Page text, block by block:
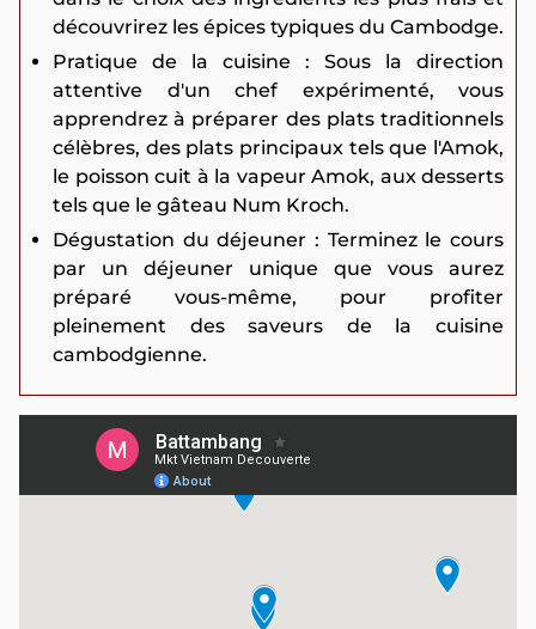
découvrirez les épices typiques du Cambodge.
Pratique de la cuisine : Sous la direction
attentive d'un chef expérimenté, vous
apprendrez à préparer des plats traditionnels
célèbres, des plats principaux tels que l'Amok,
le poisson cuit à la vapeur Amok, aux desserts
tels que le gâteau Num Kroch.
Dégustation du déjeuner : Terminez le cours
par un déjeuner unique que vous aurez
préparé vous-même, pour profiter
pleinement des saveurs de la cuisine
cambodgienne.